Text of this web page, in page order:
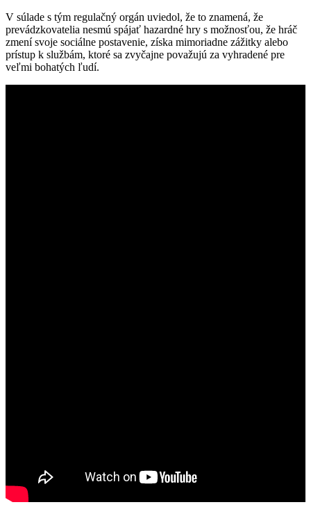
V súlade s tým regulačný orgán uviedol, že to znamená, že
prevádzkovatelia nesmú spájať hazardné hry s možnosťou, že hráč
zmení svoje sociálne postavenie, získa mimoriadne zážitky alebo
prístup k službám, ktoré sa zvyčajne považujú za vyhradené pre
veľmi bohatých ľudí.